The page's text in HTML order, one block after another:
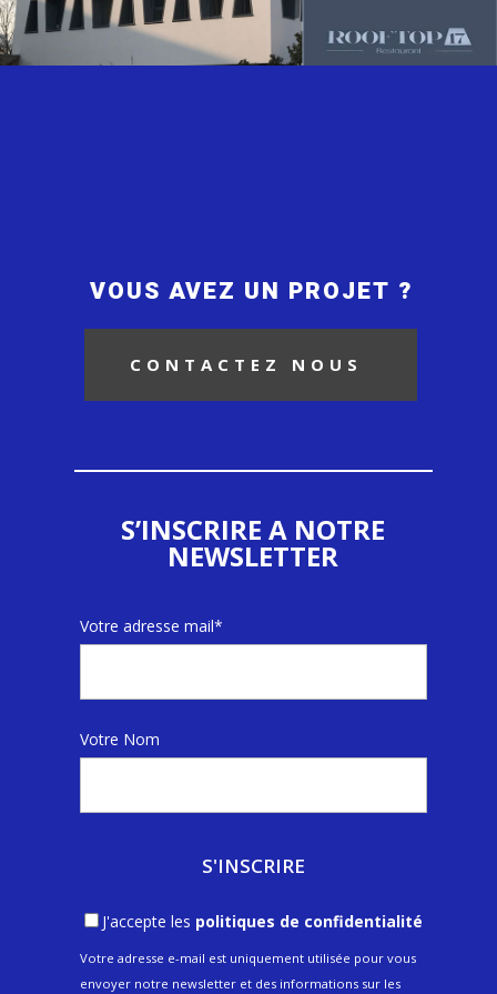
VOUS AVEZ UN PROJET ?
CONTACTEZ NOUS
S’INSCRIRE A NOTRE
NEWSLETTER
Votre adresse mail*
Votre Nom
J'accepte les politiques de confidentialité
Votre adresse e-mail est uniquement utilisée pour vous
envoyer notre newsletter et des informations sur les